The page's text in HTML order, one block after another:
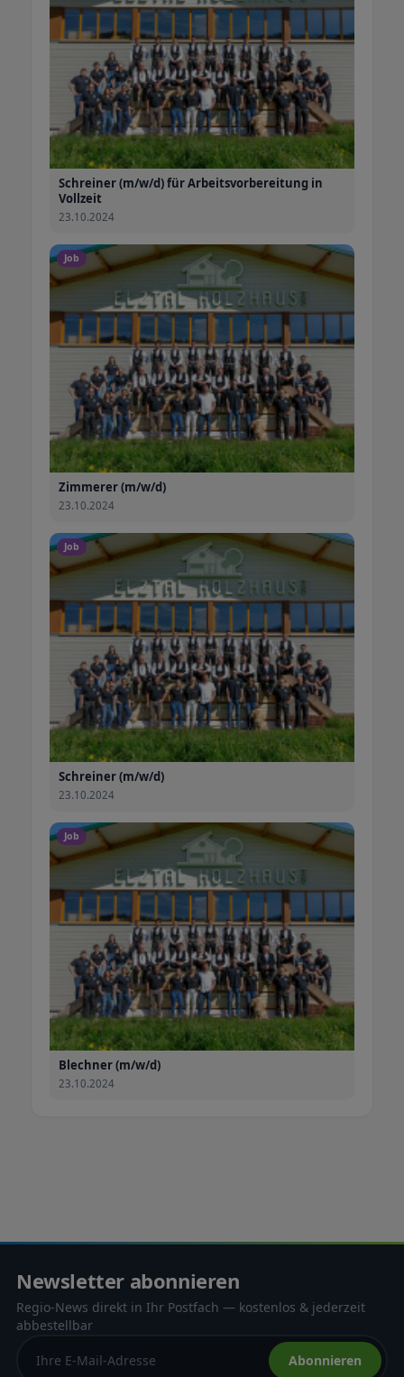
Schreiner (m/w/d) für Arbeitsvorbereitung in
Vollzeit
23.10.2024
Job
Zimmerer (m/w/d)
23.10.2024
Job
Schreiner (m/w/d)
23.10.2024
Job
Blechner (m/w/d)
23.10.2024
Newsletter abonnieren
Regio-News direkt in Ihr Postfach — kostenlos & jederzeit
abbestellbar
Abonnieren